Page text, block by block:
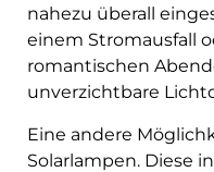
nahezu überall
einem Stromausfall
romantischen
unverzichtbare
Eine andere
Solarlampen. Diese